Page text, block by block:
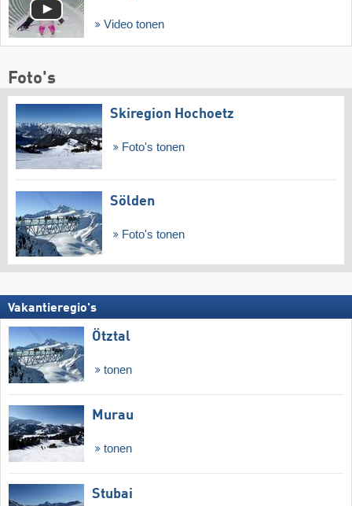
Video tonen
Foto's
Skiregion Hochoetz
Foto's tonen
Sölden
Foto's tonen
Vakantieregio's
Ötztal
tonen
Murau
tonen
Stubai